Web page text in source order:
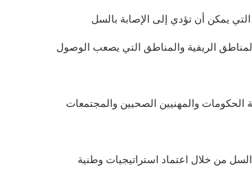
التي يمكن أن تؤدي إلى الإصابة بالسل
الريفية والمناطق التي يصعب الوصول
السل من خلال اعتماد استراتيجيات وطنية